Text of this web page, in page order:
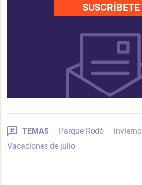
SUSCRÍBETE
TEMAS Parque Rodó
invierno
Vacaciones de julio